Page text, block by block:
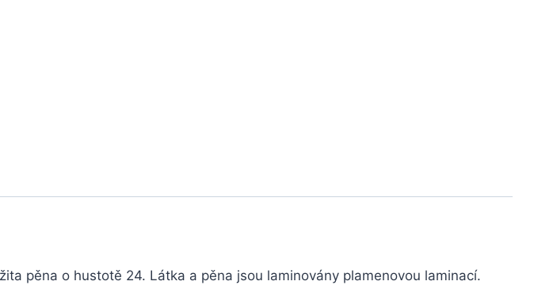
pěna o hustotě 24. Látka a pěna jsou laminovány plamenovou laminací.